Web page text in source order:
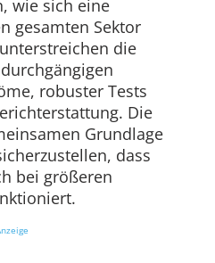
wie sich eine
gesamten Sektor
die
robuster Tests
Die
Grundlage
dass
bei größeren